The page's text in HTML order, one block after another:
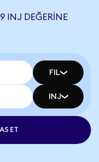
INJ DEĞERINE
FIL
INJ
ET